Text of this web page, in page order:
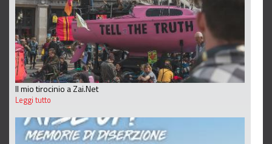
Il mio tirocinio a Zai.Net
Leggi tutto